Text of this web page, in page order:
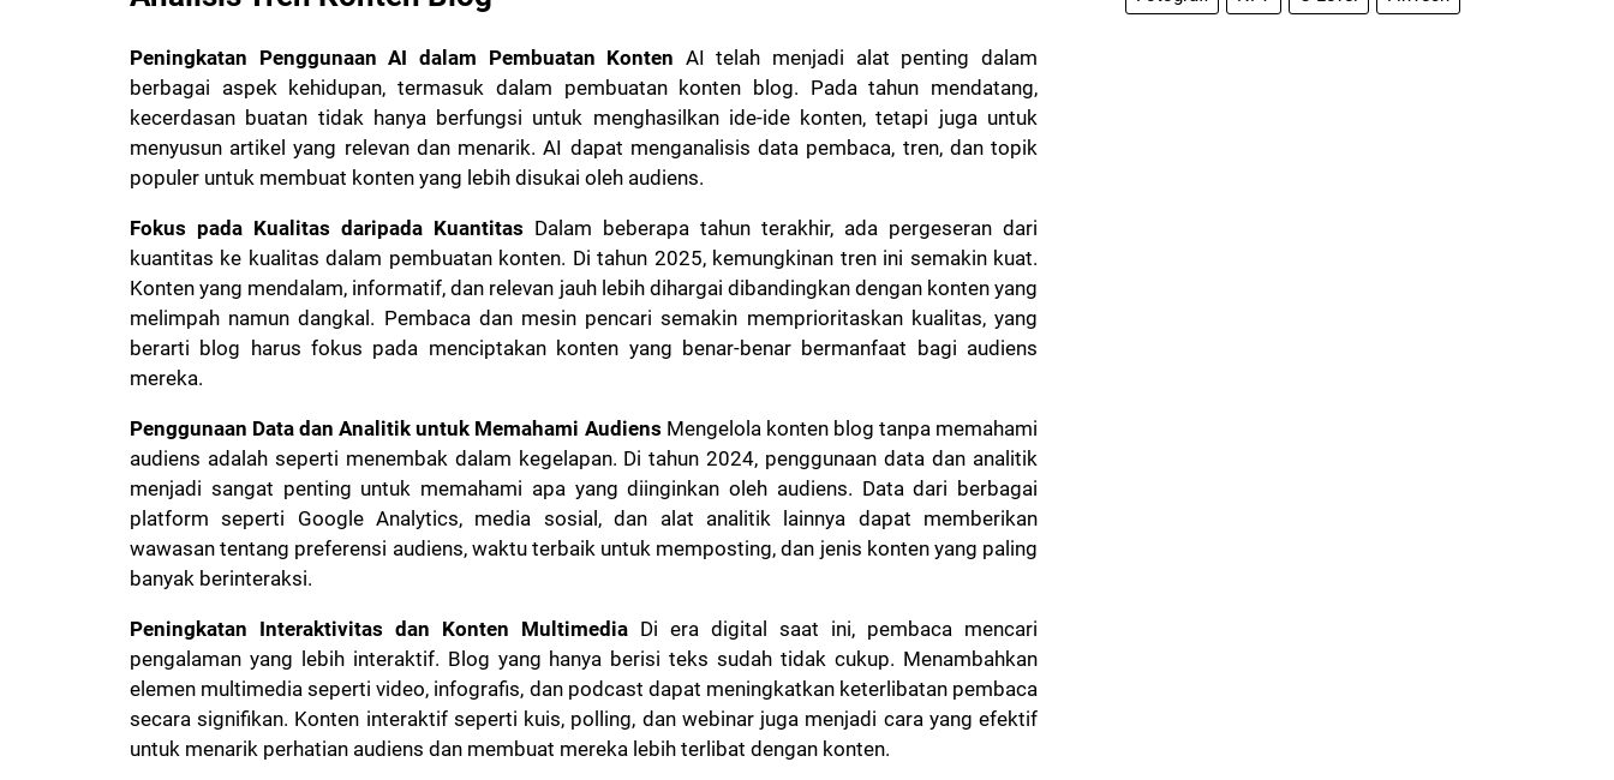
Peningkatan Penggunaan AI dalam Pembuatan Konten AI telah menjadi alat penting dalam
berbagai aspek kehidupan, termasuk dalam pembuatan konten blog. Pada tahun mendatang,
kecerdasan buatan tidak hanya berfungsi untuk menghasilkan ide-ide konten, tetapi juga untuk
menyusun artikel yang relevan dan menarik. AI dapat menganalisis data pembaca, tren, dan topik
populer untuk membuat konten yang lebih disukai oleh audiens.
Fokus pada Kualitas daripada Kuantitas Dalam beberapa tahun terakhir, ada pergeseran dari
kuantitas ke kualitas dalam pembuatan konten. Di tahun 2025, kemungkinan tren ini semakin kuat.
Konten yang mendalam, informatif, dan relevan jauh lebih dihargai dibandingkan dengan konten yang
melimpah namun dangkal. Pembaca dan mesin pencari semakin memprioritaskan kualitas, yang
berarti blog harus fokus pada menciptakan konten yang benar-benar bermanfaat bagi audiens
mereka.
Penggunaan Data dan Analitik untuk Memahami Audiens Mengelola konten blog tanpa memahami
audiens adalah seperti menembak dalam kegelapan. Di tahun 2024, penggunaan data dan analitik
menjadi sangat penting untuk memahami apa yang diinginkan oleh audiens. Data dari berbagai
platform seperti Google Analytics, media sosial, dan alat analitik lainnya dapat memberikan
wawasan tentang preferensi audiens, waktu terbaik untuk memposting, dan jenis konten yang paling
banyak berinteraksi.
Peningkatan Interaktivitas dan Konten Multimedia Di era digital saat ini, pembaca mencari
pengalaman yang lebih interaktif. Blog yang hanya berisi teks sudah tidak cukup. Menambahkan
elemen multimedia seperti video, infografis, dan podcast dapat meningkatkan keterlibatan pembaca
secara signifikan. Konten interaktif seperti kuis, polling, dan webinar juga menjadi cara yang efektif
untuk menarik perhatian audiens dan membuat mereka lebih terlibat dengan konten.